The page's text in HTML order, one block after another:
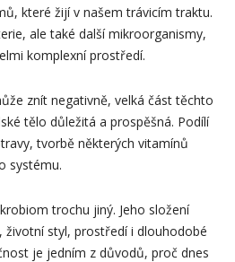
které žijí v našem trávicím traktu.
ale také další mikroorganismy,
komplexní prostředí.
znít negativně, velká část těchto
tělo důležitá a prospěšná. Podílí
tvorbě některých vitamínů
systému.
trochu jiný. Jeho složení
životní styl, prostředí i dlouhodobé
je jedním z důvodů, proč dnes